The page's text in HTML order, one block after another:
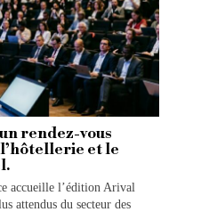
rendez-vous
et le
accueille l’édition Arival
attendus du secteur des